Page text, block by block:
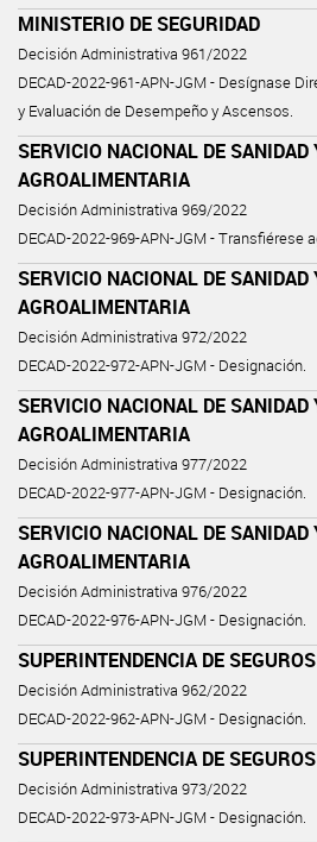
MINISTERIO DE SEGURIDAD
Decisión Administrativa 961/2022
DECAD-2022-961-APN-JGM - Desígnase
y Evaluación de Desempeño y Ascensos.
SERVICIO NACIONAL DE SANIDAD
AGROALIMENTARIA
Decisión Administrativa 969/2022
DECAD-2022-969-APN-JGM - Transfiérese
SERVICIO NACIONAL DE SANIDAD
AGROALIMENTARIA
Decisión Administrativa 972/2022
DECAD-2022-972-APN-JGM - Designación.
SERVICIO NACIONAL DE SANIDAD
AGROALIMENTARIA
Decisión Administrativa 977/2022
DECAD-2022-977-APN-JGM - Designación.
SERVICIO NACIONAL DE SANIDAD
AGROALIMENTARIA
Decisión Administrativa 976/2022
DECAD-2022-976-APN-JGM - Designación.
SUPERINTENDENCIA DE
Decisión Administrativa 962/2022
DECAD-2022-962-APN-JGM - Designación.
SUPERINTENDENCIA DE
Decisión Administrativa 973/2022
DECAD-2022-973-APN-JGM - Designación.